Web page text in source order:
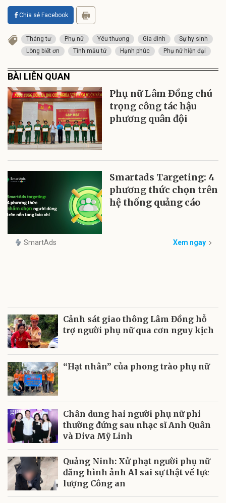
Chia sẻ Facebook
Tháng tư Phụ nữ Yêu thương Gia đình
Sự hy sinh
Lòng biết ơn
Tình mẫu tử Hạnh phúc Phụ nữ hiện đại
BÀI LIÊN QUAN
Phụ nữ Lâm Đồng chú
trọng công tác hậu
phương quân đội
Smartads Targeting: 4
phương thức chọn trên
hệ thống quảng cáo
SmartAds Xem ngay
Cảnh sát giao thông Lâm Đồng hỗ
trợ người phụ nữ qua cơn nguy kịch
“Hạt nhân” của phong trào phụ nữ
Chân dung hai người phụ nữ phi
thường đứng sau nhạc sĩ Anh Quân
và Diva Mỹ Linh
Quảng Ninh: Xử phạt người phụ nữ
đăng hình ảnh AI sai sự thật về lực
lượng Công an